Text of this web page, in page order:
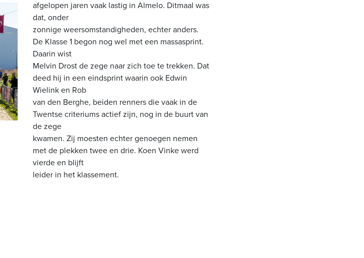
afgelopen jaren vaak lastig in Almelo. Ditmaal was
dat, onder
zonnige weersomstandigheden, echter anders.
De Klasse 1 begon nog wel met een massasprint.
Daarin wist
Melvin Drost de zege naar zich toe te trekken. Dat
deed hij in een eindsprint waarin ook Edwin
Wielink en Rob
van den Berghe, beiden renners die vaak in de
Twentse criteriums actief zijn, nog in de buurt van
de zege
kwamen. Zij moesten echter genoegen nemen
met de plekken twee en drie. Koen Vinke werd
vierde en blijft
leider in het klassement.